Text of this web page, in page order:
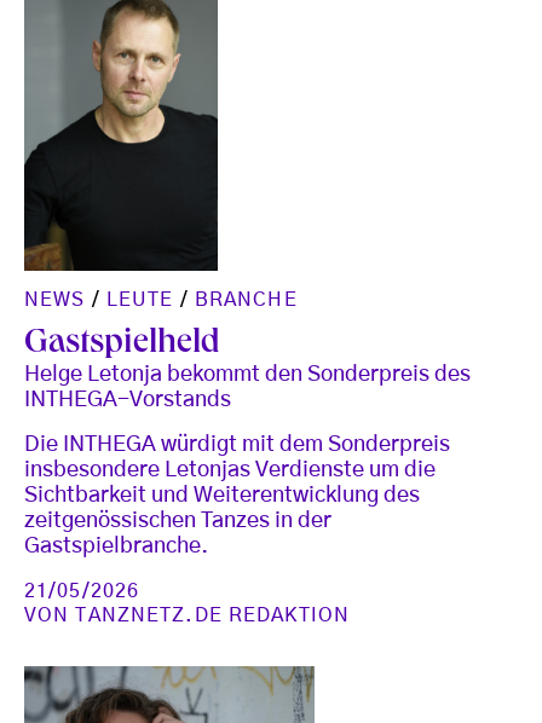
NEWS / LEUTE / BRANCHE
Gastspielheld
Helge Letonja bekommt den Sonderpreis des
INTHEGA-Vorstands
Die INTHEGA würdigt mit dem Sonderpreis
insbesondere Letonjas Verdienste um die
Sichtbarkeit und Weiterentwicklung des
zeitgenössischen Tanzes in der
Gastspielbranche.
21/05/2026
VON
TANZNETZ.DE REDAKTION